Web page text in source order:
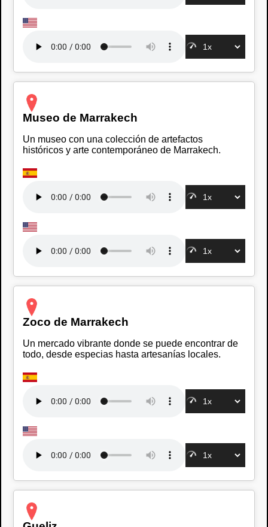
Museo de Marrakech
Un museo con una colección de artefactos
históricos y arte contemporáneo de Marrakech.
Zoco de Marrakech
Un mercado vibrante donde se puede encontrar de
todo, desde especias hasta artesanías locales.